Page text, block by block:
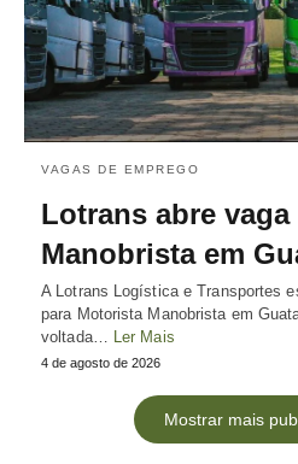
VAGAS DE EMPREGO
Lotrans abre
Manobrista em
A Lotrans Logística e Transportes
para Motorista Manobrista em
voltada…
Ler Mais
4 de agosto de 2026
Mostrar mais